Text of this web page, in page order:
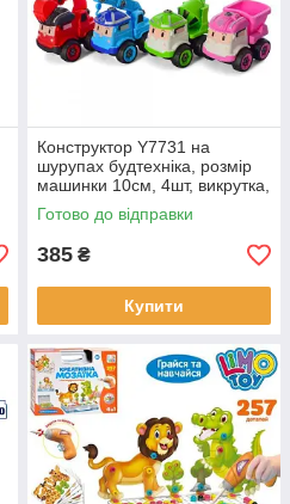
Конструктор Y7731 на
шурупах будтехніка, розмір
машинки 10см, 4шт, викрутка,
в пакеті 28-29-9см
Готово до відправки
385 ₴
Купити